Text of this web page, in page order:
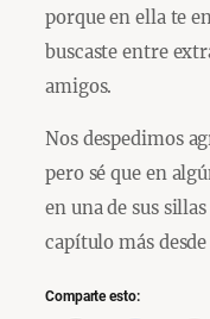
porque en ella te
buscaste entre
amigos.
Nos despedimos
pero sé que en
en una de sus
capítulo más desde
Comparte esto: